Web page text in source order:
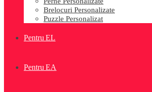
Brelocuri Personalizate
Puzzle Personalizat
Pentru EL
Pentru EA